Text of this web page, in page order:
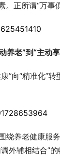
正所谓“万事
养老”到“主动
”向“精准化”
绕养老健康服
外辅相结合”